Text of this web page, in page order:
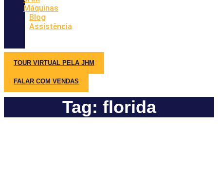
Máquinas
Blog
Assistência
TOUR VIRTUAL PELA JHM
FALAR COM VENDAS
Tag: florida